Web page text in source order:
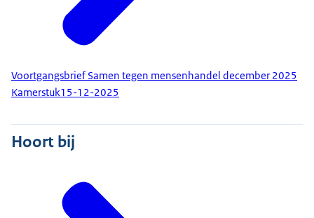
Voortgangsbrief Samen tegen mensenhandel december 2025
Kamerstuk15-12-2025
Hoort bij